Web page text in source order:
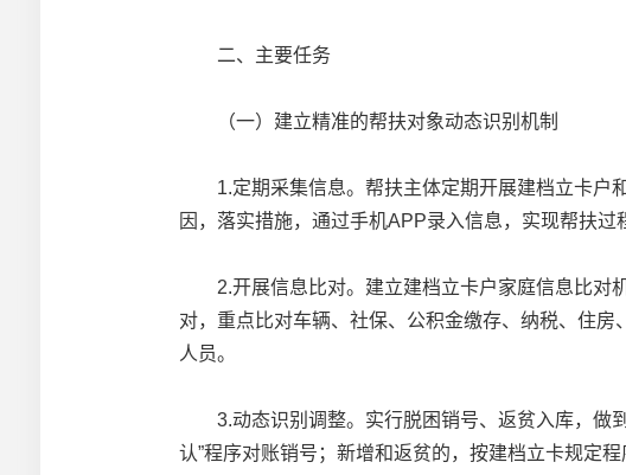
二、主要任务
（一）建立精准的帮扶对象动态识别机制
1.定期采集信息。帮扶主体定期开展建档立卡户
因，落实措施，通过手机APP录入信息，实现帮扶过
2.开展信息比对。建立建档立卡户家庭信息比对
对，重点比对车辆、社保、公积金缴存、纳税、住
人员。
3.动态识别调整。实行脱困销号、返贫入库，做到
认”程序对账销号；新增和返贫的，按建档立卡规定